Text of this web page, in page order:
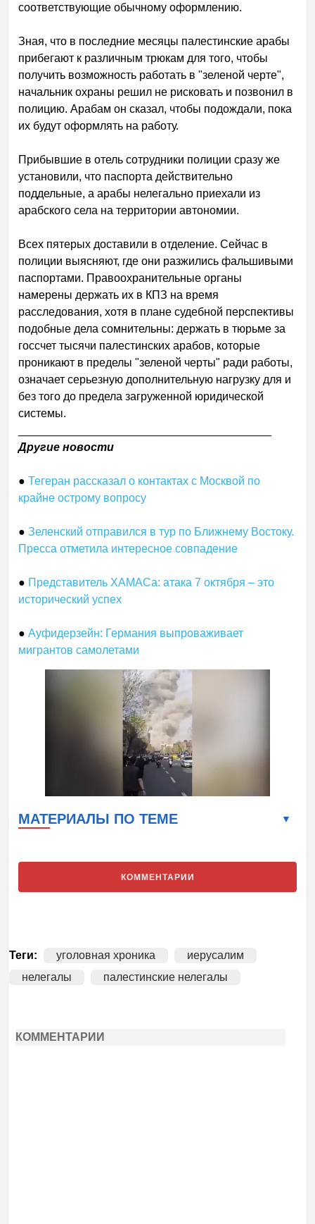
соответствующие обычному оформлению.
Зная, что в последние месяцы палестинские арабы
прибегают к различным трюкам для того, чтобы
получить возможность работать в "зеленой черте",
начальник охраны решил не рисковать и позвонил в
полицию. Арабам он сказал, чтобы подождали, пока
их будут оформлять на работу.
Прибывшие в отель сотрудники полиции сразу же
установили, что паспорта действительно
поддельные, а арабы нелегально приехали из
арабского села на территории автономии.
Всех пятерых доставили в отделение. Сейчас в
полиции выясняют, где они разжились фальшивыми
паспортами. Правоохранительные органы
намерены держать их в КПЗ на время
расследования, хотя в плане судебной перспективы
подобные дела сомнительны: держать в тюрьме за
госсчет тысячи палестинских арабов, которые
проникают в пределы "зеленой черты" ради работы,
означает серьезную дополнительную нагрузку для и
без того до предела загруженной юридической
системы.
Другие новости
●Тегеран рассказал о контактах с Москвой по
крайне острому вопросу
● Зеленский отправился в тур по Ближнему Востоку.
Пресса отметила интересное совпадение
● Представитель ХАМАСа: атака 7 октября – это
исторический успех
● Ауфидерзейн: Германия выпроваживает
мигрантов самолетами
МАТЕРИАЛЫ ПО ТЕМЕ
КОММЕНТАРИИ
Теги: уголовная хроника
иерусалим
нелегалы
палестинские нелегалы
КОММЕНТАРИИ